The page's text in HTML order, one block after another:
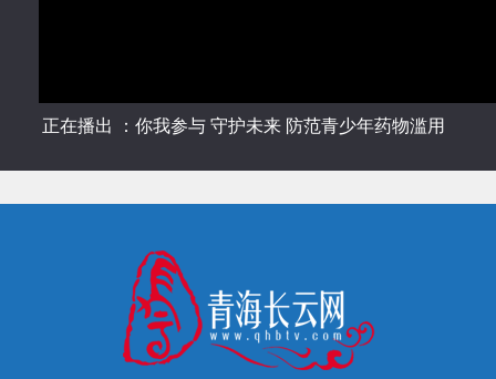
正在播出 ：你我参与 守护未来 防范青少年药物滥用